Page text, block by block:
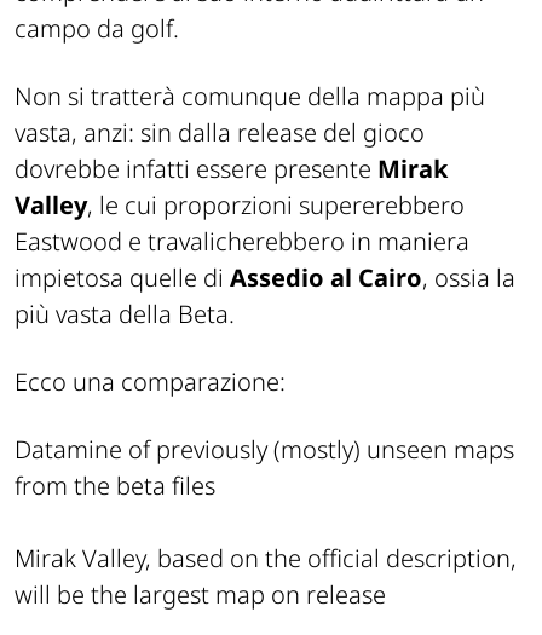
campo da golf.
Non si tratterà comunque della mappa più
vasta, anzi: sin dalla release del gioco
dovrebbe infatti essere presente Mirak
Valley, le cui proporzioni supererebbero
Eastwood e travalicherebbero in maniera
impietosa quelle di Assedio al Cairo, ossia la
più vasta della Beta.
Ecco una comparazione:
Datamine of previously (mostly) unseen maps
from the beta files
Mirak Valley, based on the official description,
will be the largest map on release